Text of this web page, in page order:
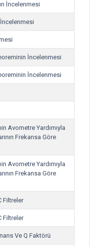
İncelenmesi
İncelenmesi
İncelenmesi
Avometre Yardımıyla
Frekansa Göre
Avometre Yardımıyla
Frekansa Göre
Filtreler
Filtreler
Ve Q Faktörü